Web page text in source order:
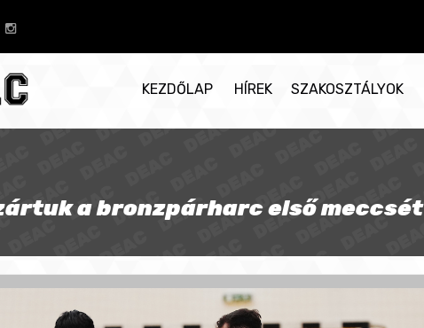
KEZDŐLAP HÍREK SZAKOSZTÁLYOK
a bronzpárharc első meccsét